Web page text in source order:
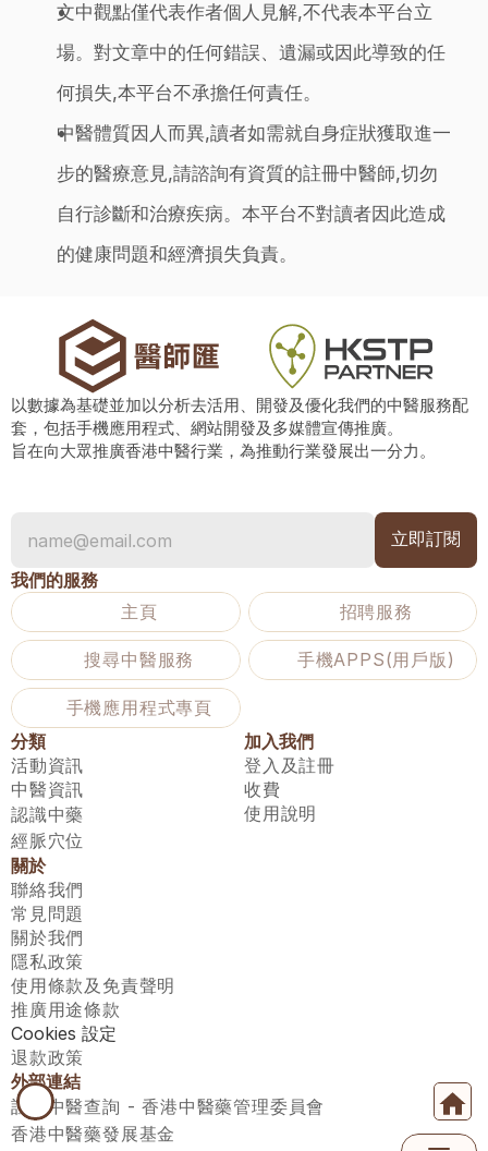
文中觀點僅代表作者個人見解,不代表本平台立
場。對文章中的任何錯誤、遺漏或因此導致的任
何損失,本平台不承擔任何責任。
中醫體質因人而異,讀者如需就自身症狀獲取進一
步的醫療意見,請諮詢有資質的註冊中醫師,切勿
自行診斷和治療疾病。本平台不對讀者因此造成
的健康問題和經濟損失負責。
以數據為基礎並加以分析去活用、開發及優化我們的中醫服務配
套，包括手機應用程式、網站開發及多媒體宣傳推廣。
旨在向大眾推廣香港中醫行業，為推動行業發展出一分力。
我們的服務
主頁
招聘服務
搜尋中醫服務 手機APPS(用戶版)
手機應用程式專頁
分類
活動資訊
中醫資訊
認識中藥
經脈穴位
加入我們
登入及註冊
收費
使用說明
關於
聯絡我們
常見問題
關於我們
隱私政策
使用條款及免責聲明
推廣用途條款
Cookies 設定
退款政策
外部連結
註冊中醫查詢 - 香港中醫藥管理委員會
香港中醫藥發展基金